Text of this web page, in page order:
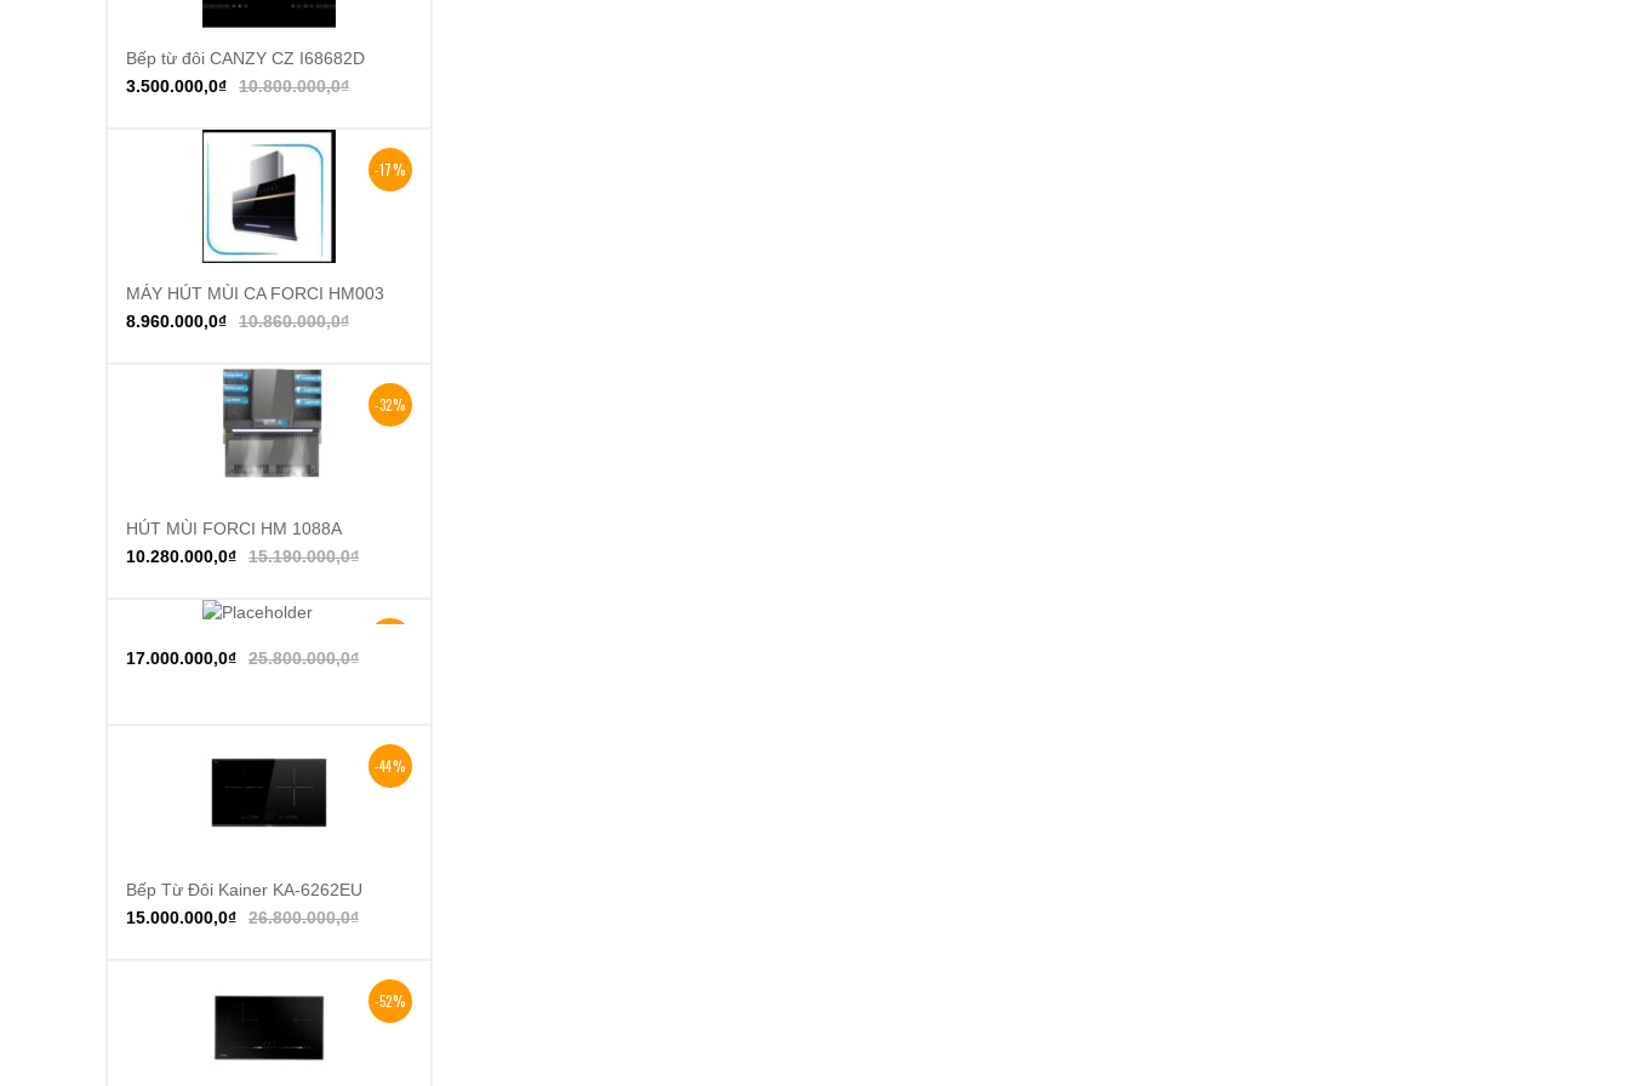
Thêm vào giỏ hàng
Bếp từ đôi CANZY CZ I68682D
10.800.000,0₫
3.500.000,0₫
-17%
Thêm vào giỏ hàng
MÁY HÚT MÙI CA FORCI HM003
10.860.000,0₫
8.960.000,0₫
-32%
Thêm vào giỏ hàng
HÚT MÙI FORCI HM 1088A
15.190.000,0₫
10.280.000,0₫
Thêm vào giỏ hàng
25.800.000,0₫
17.000.000,0₫
-44%
Thêm vào giỏ hàng
Bếp Từ Đôi Kainer KA-6262EU
26.800.000,0₫
15.000.000,0₫
-52%